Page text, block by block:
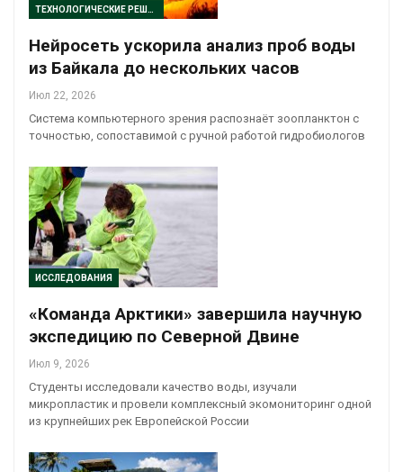
ТЕХНОЛОГИЧЕСКИЕ РЕШЕНИЯ
Нейросеть ускорила анализ проб воды
из Байкала до нескольких часов
Июл 22, 2026
Система компьютерного зрения распознаёт зоопланктон с
точностью, сопоставимой с ручной работой гидробиологов
ИССЛЕДОВАНИЯ
«Команда Арктики» завершила научную
экспедицию по Северной Двине
Июл 9, 2026
Студенты исследовали качество воды, изучали
микропластик и провели комплексный экомониторинг одной
из крупнейших рек Европейской России